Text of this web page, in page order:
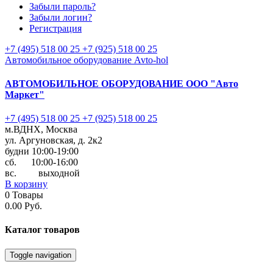
Забыли пароль?
Забыли логин?
Регистрация
+7 (495) 518 00 25 +7 (925) 518 00 25
Автомобильное оборудование Avto-hol
АВТОМОБИЛЬНОЕ ОБОРУДОВАНИЕ ООО "Авто
Маркет"
+7 (495) 518 00 25 +7 (925) 518 00 25
м.ВДНХ, Москва
ул. Аргуновская, д. 2к2
будни 10:00-19:00
cб. 10:00-16:00
вс. выходной
В корзину
0 Товары
0.00 Руб.
Каталог товаров
Toggle navigation